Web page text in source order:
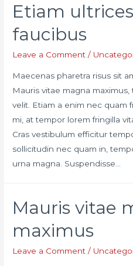
Etiam
faucibus
Leave a Comment /
Maecenas pharetra risus sit
Mauris vitae magna
velit. Etiam a enim nec quam
mi, at tempor lorem fringilla
Cras vestibulum efficitur
sollicitudin nec quam in,
urna magna. Suspendisse…
Mauris vitae
maximus
Leave a Comment /